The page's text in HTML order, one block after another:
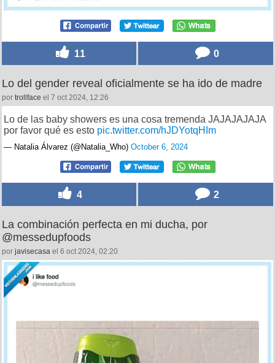
11 0
Lo del gender reveal oficialmente se ha ido de madre
por trollface el 7 oct 2024, 12:26
Lo de las baby showers es una cosa tremenda JAJAJAJAJA
por favor qué es esto pic.twitter.com/hJDYotqHIm
— Natalia Álvarez (@Natalia_Who) October 6, 2024
4 2
La combinación perfecta en mi ducha, por
@messedupfoods
por javisecasa el 6 oct 2024, 02:20